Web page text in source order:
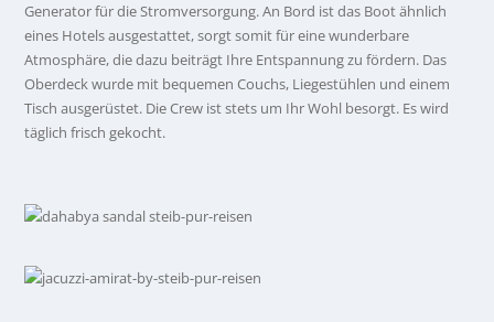
Generator für die Stromversorgung. An Bord ist das Boot ähnlich
eines Hotels ausgestattet, sorgt somit für eine wunderbare
Atmosphäre, die dazu beiträgt Ihre Entspannung zu fördern. Das
Oberdeck wurde mit bequemen Couchs, Liegestühlen und einem
Tisch ausgerüstet. Die Crew ist stets um Ihr Wohl besorgt. Es wird
täglich frisch gekocht.